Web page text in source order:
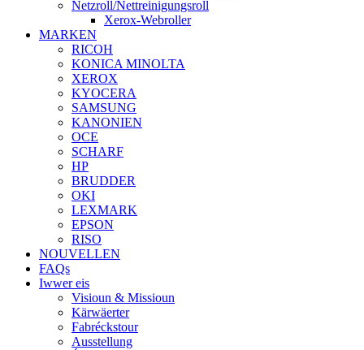
Netzroll/Nettreinigungsroll
Xerox-Webroller
MARKEN
RICOH
KONICA MINOLTA
XEROX
KYOCERA
SAMSUNG
KANONIEN
OCE
SCHARF
HP
BRUDDER
OKI
LEXMARK
EPSON
RISO
NOUVELLEN
FAQs
Iwwer eis
Visioun & Missioun
Kärwäerter
Fabréckstour
Ausstellung